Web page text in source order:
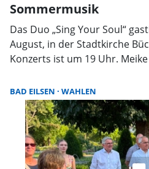
Sommermusik
Das Duo „Sing Your Soul“
August, in der Stadtkirche
Konzerts ist um 19 Uhr.
verschiedenen Klarinetten
„Accordeon, Accordeon – die
Instruments des Jahres“. Im
Akkordeon, das 2026 zum
gewählt wurde. Die Musiker
auf eine musikalische Reise
BAD EILSEN WAHLEN